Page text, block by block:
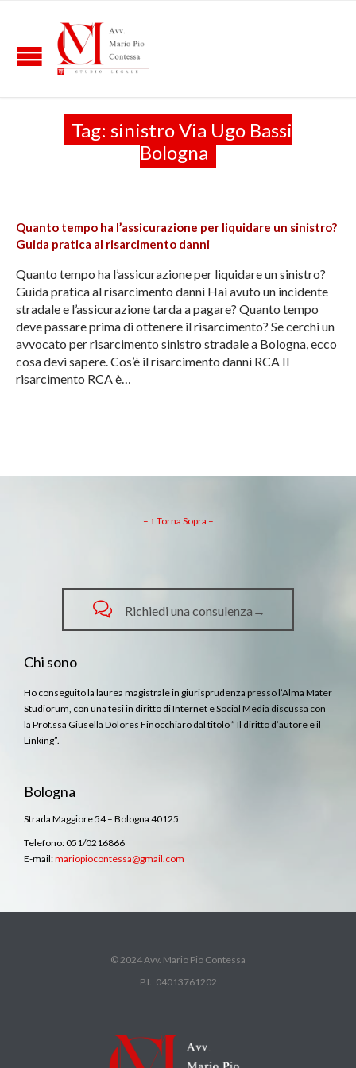
Tag: sinistro Via Ugo Bassi
Bologna
Quanto tempo ha l’assicurazione per liquidare un sinistro?
Guida pratica al risarcimento danni
Quanto tempo ha l’assicurazione per liquidare un sinistro?
Guida pratica al risarcimento danni Hai avuto un incidente
stradale e l’assicurazione tarda a pagare? Quanto tempo
deve passare prima di ottenere il risarcimento? Se cerchi un
avvocato per risarcimento sinistro stradale a Bologna, ecco
cosa devi sapere. Cos’è il risarcimento danni RCA Il
risarcimento RCA è…
– ↑ Torna Sopra –
 Richiedi una consulenza→
Chi sono
Ho conseguito la laurea magistrale in giurisprudenza presso l’Alma Mater
Studiorum, con una tesi in diritto di Internet e Social Media discussa con
la Prof.ssa Giusella Dolores Finocchiaro dal titolo ” Il diritto d’autore e il
Linking”.
Bologna
Strada Maggiore 54 – Bologna 40125
Telefono: 051/0216866
E-mail:mariopiocontessa@gmail.com
© 2024 Avv. Mario Pio Contessa
P.I.: 04013761202